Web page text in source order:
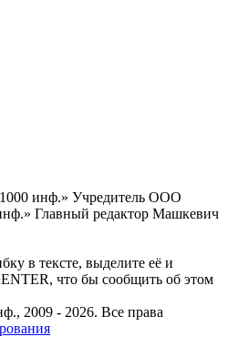
инф.» Учредитель ООО
Главный редактор Машкевич
в тексте, выделите её и
что бы сообщить об этом
2009 - 2026. Все права